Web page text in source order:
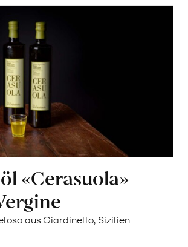
«Cerasuola»
aus Giardinello, Sizilien